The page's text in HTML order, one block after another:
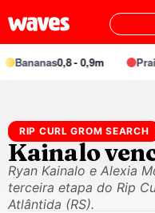
0,8 - 0,9m Praia
RIP CURL GROM SEARCH
Kainalo
Ryan Kainalo e Alexia
terceira etapa do Rip
Atlântida (RS).